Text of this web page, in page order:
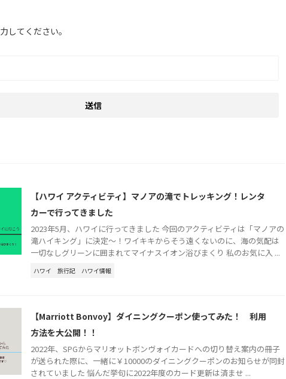
してください。
【ハワイ アクティビティ】マノアの滝でトレッキング！レンタ
カーで行ってきました
2023年5月、ハワイに行ってきました 今回のアクティビティは「マノアの
滝ハイキング」に決定～！ワイキキからそう遠くないのに、海の気配は
一切なしグリーンに囲まれてマイナスイオン浴びまくり 私のお気に入 ...
ハワイ 旅行記 ハワイ情報
【Marriott Bonvoy】ダイニングクーポン使ってみた！ 利用
方法を大公開！！
2022年、SPGからマリオットボンヴォイカードへの切り替え案内の冊子
が送られた際に、一緒に￥10000のダイニングクーポンのお知らせが同封
されていました 悩んだ挙句に2022年度のカード更新は済ませ ...